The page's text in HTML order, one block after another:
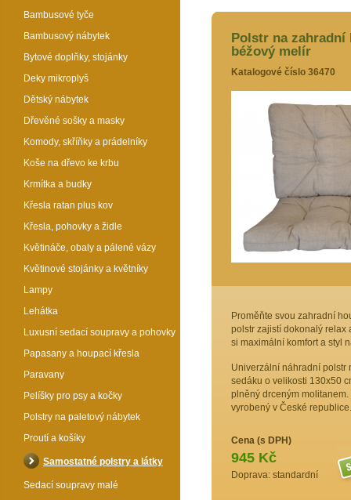
Polstr na zahradní
béžový melír
Katalogové číslo 36470
Proměňte svou zahradní
polstr zajistí dokonalý relax
si maximální komfort a styl
Univerzální náhradní polstr
sedáku o velikosti 130x50
plněný drceným
vyrobený v České republice.
Cena (s DPH)
945 Kč
Doprava: standardní
Bambusové tyče
Bambusový nábytek
Bytové doplňky, stojánky
Deky mikroplyš
Dětský nábytek
Dřevěné sošky a masky
Komody, skříňky a prádelníky
Koše na dřevo ke krbu
Krmítka a budky
Křesla ratan plus kov
Křesla, pohovky a židle
Květináče, obaly a pálené vázy
Květinové stojánky a květníky
Lampy
Lehátka
Luxusní sedací soupravy a pohovky
Papasany a houpací křesla
Paravany
Pelíšky pro psy a kočky
Polstry na paletový nábytek
Proutí a košíky
Samostatné polstry a látky
Sedací soupravy malé